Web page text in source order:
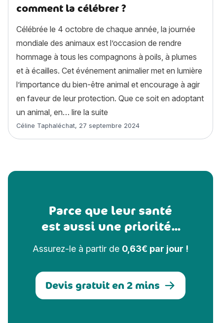
comment la célébrer ?
Célébrée le 4 octobre de chaque année, la journée
mondiale des animaux est l’occasion de rendre
hommage à tous les compagnons à poils, à plumes
et à écailles. Cet événement animalier met en lumière
l’importance du bien-être animal et encourage à agir
en faveur de leur protection. Que ce soit en adoptant
un animal, en… lire la suite
Article rédigé par
Céline Taphaléchat, 27 septembre 2024
Parce que leur santé
est aussi une priorité...
Assurez-le à partir de 0,63€ par jour !
Devis gratuit en 2 mins